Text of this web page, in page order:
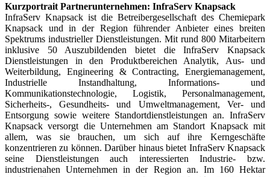
Kurzportrait Partnerunternehmen: InfraServ Knapsack
InfraServ Knapsack ist die Betreibergesellschaft des Chemiepark
Knapsack und in der Region führender Anbieter eines breiten
Spektrums industrieller Dienstleistungen. Mit rund 800 Mitarbeitern
inklusive 50 Auszubildenden bietet die InfraServ Knapsack
Dienstleistungen in den Produktbereichen Analytik, Aus- und
Weiterbildung, Engineering & Contracting, Energiemanagement,
Industrielle Instandhaltung, Informations- und
Kommunikationstechnologie, Logistik, Personalmanagement,
Sicherheits-, Gesundheits- und Umweltmanagement, Ver- und
Entsorgung sowie weitere Standortdienstleistungen an. InfraServ
Knapsack versorgt die Unternehmen am Standort Knapsack mit
allem, was sie brauchen, um sich auf ihre Kerngeschäfte
konzentrieren zu können. Darüber hinaus bietet InfraServ Knapsack
seine Dienstleistungen auch interessierten Industrie- bzw.
industrienahen Unternehmen in der Region an. Im 160 Hektar